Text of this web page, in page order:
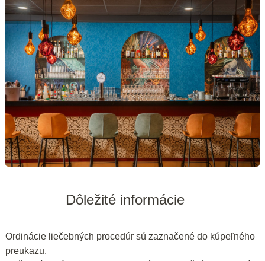
Dôležité informácie
Ordinácie liečebných procedúr sú zaznačené do kúpeľného
preukazu.